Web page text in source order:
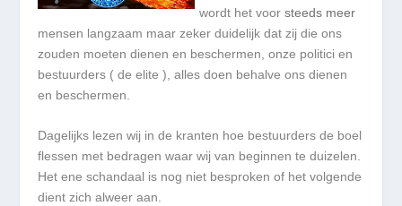
wordt het voorsteeds meer
mensen langzaam maar zeker duidelijk dat zij die ons
zouden moeten dienen en beschermen, onze politici en
bestuurders ( de elite ), alles doen behalve ons dienen
en beschermen.
Dagelijks lezen wij in de kranten hoe bestuurders de boel
flessen met bedragen waar wij van beginnen te duizelen.
Het ene schandaal is nog niet besproken of het volgende
dient zich alweer aan.